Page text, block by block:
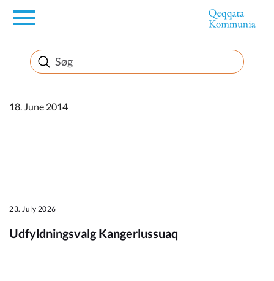
en
Borger
Erhverv
18. June 2014
23. July 2026
Udfyldningsvalg Kangerlussuaq